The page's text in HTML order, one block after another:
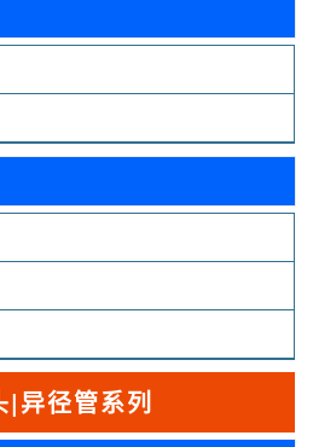
|异径管系列